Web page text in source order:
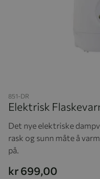
851-DR
Elektrisk
Det nye elektriske
rask og sunn måte å
på.
kr 699,00